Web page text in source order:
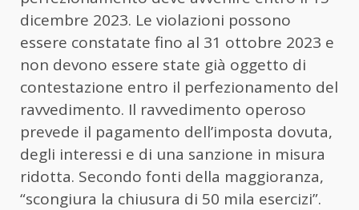
dicembre 2023. Le violazioni possono
essere constatate fino al 31 ottobre 2023 e
non devono essere state già oggetto di
contestazione entro il perfezionamento del
ravvedimento. Il ravvedimento operoso
prevede il pagamento dell’imposta dovuta,
degli interessi e di una sanzione in misura
ridotta. Secondo fonti della maggioranza,
“scongiura la chiusura di 50 mila esercizi”.